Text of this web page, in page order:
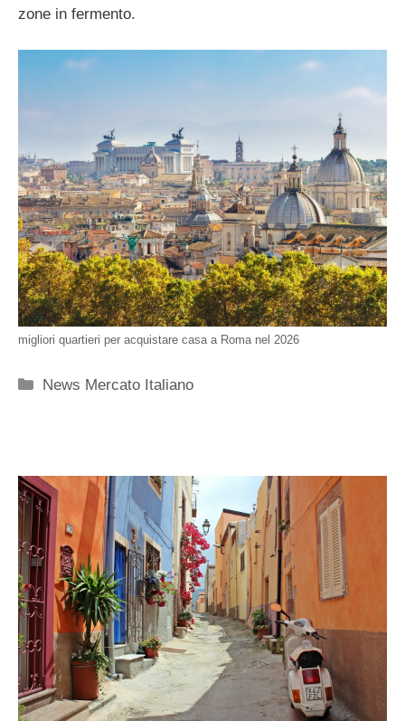
zone in fermento.
migliori quartieri per acquistare casa a Roma nel 2026
Categorie
News Mercato Italiano